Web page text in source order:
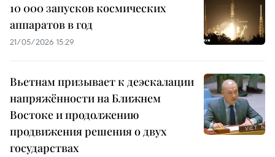
10 000 запусков космических
аппаратов в год
21/05/2026 15:29
Вьетнам призывает к деэскалации
напряжённости на Ближнем
Востоке и продолжению
продвижения решения о двух
государствах